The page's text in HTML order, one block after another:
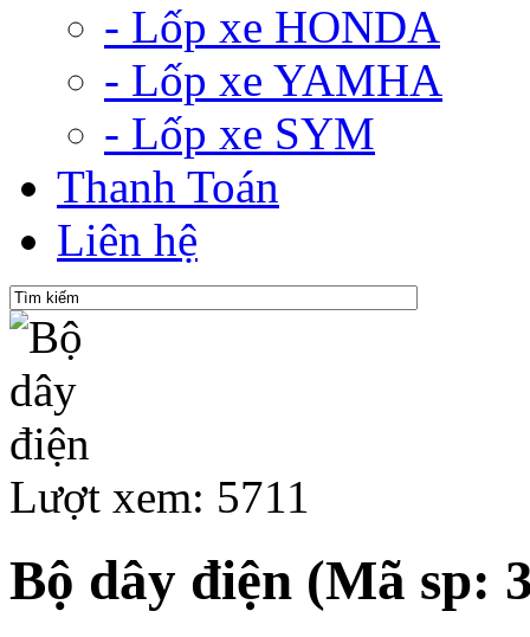
- Lốp xe HONDA
- Lốp xe YAMHA
- Lốp xe SYM
Thanh Toán
Liên hệ
Lượt xem: 5711
Bộ dây điện (Mã sp: